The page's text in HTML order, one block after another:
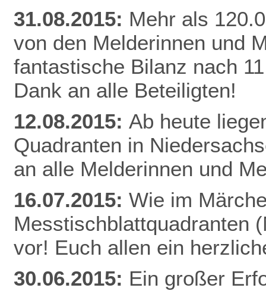
31.08.2015: Mehr als
von den Melderinnen und
fantastische Bilanz nach
Dank an alle Beteiligten!
12.08.2015: Ab heute
Quadranten in
an alle Melderinnen und
16.07.2015: Wie im
Messtischblattquadranten
vor! Euch allen ein
30.06.2015: Ein großer